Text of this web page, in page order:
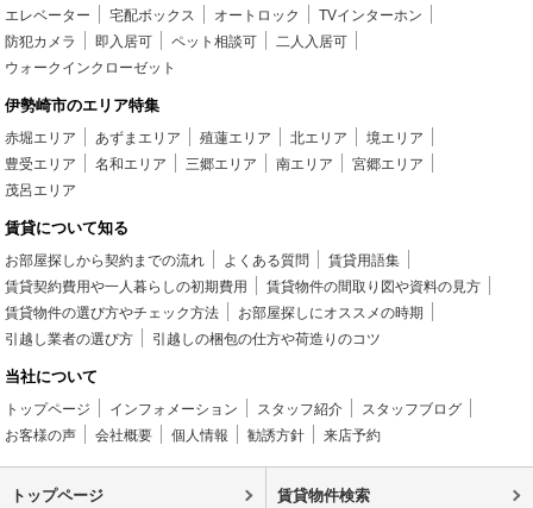
エレベーター
宅配ボックス オートロック
TVインターホン
防犯カメラ
即入居可 ペット相談可
二人入居可
ウォークインクローゼット
伊勢崎市のエリア特集
赤堀エリア あずまエリア 殖蓮エリア 北エリア
境エリア
豊受エリア
名和エリア 三郷エリア 南エリア
宮郷エリア
茂呂エリア
賃貸について知る
お部屋探しから契約までの流れ よくある質問
賃貸用語集
賃貸契約費用や一人暮らしの初期費用
賃貸物件の間取り図や資料の見方
賃貸物件の選び方やチェック方法
お部屋探しにオススメの時期
引越し業者の選び方
引越しの梱包の仕方や荷造りのコツ
当社について
トップページ インフォメーション スタッフ紹介
スタッフブログ
お客様の声
会社概要 個人情報 勧誘方針 来店予約
トップページ 賃貸物件検索